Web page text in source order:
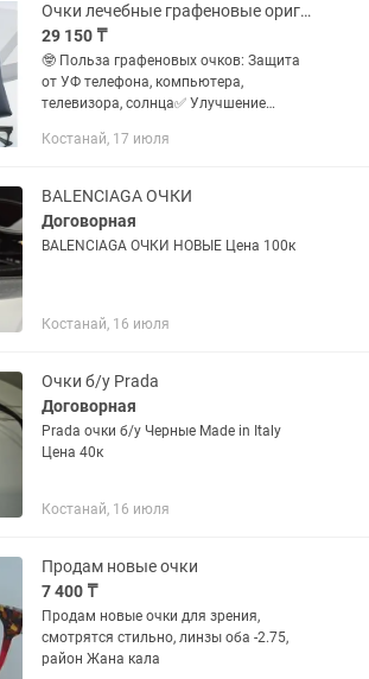
Очки лечебные графеновые оригинал
29 150 ₸
🤓 Польза графеновых очков: Защита
от УФ телефона, компьютера,
телевизора, солнца✅ Улучшение
давление ✅ Косоглазие✅ Моргание✅
глаз,...
Костанай, 17 июля
BALENCIAGA ОЧКИ
Договорная
BALENCIAGA ОЧКИ НОВЫЕ Цена 100к
Костанай, 16 июля
Очки б/у Prada
Договорная
Prada очки б/у Черные Made in Italy
Цена 40к
Костанай, 16 июля
Продам новые очки
7 400 ₸
Продам новые очки для зрения,
смотрятся стильно, линзы оба -2.75,
район Жана кала